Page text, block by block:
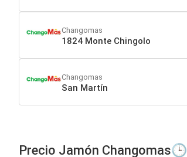
Changomas
1824 Monte Chingolo
Changomas
San Martín
Precio Jamón Changomas🕒